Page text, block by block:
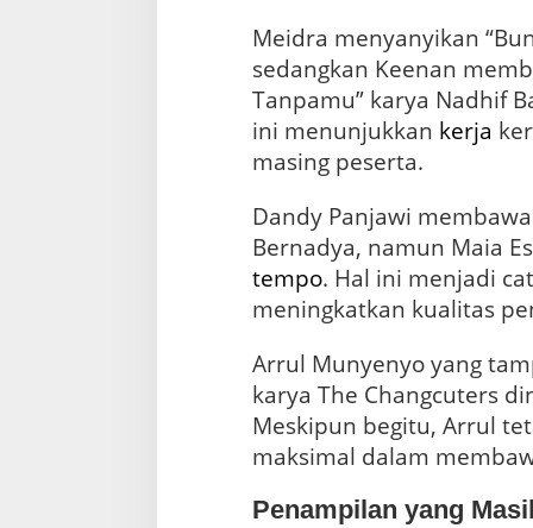
Meidra menyanyikan
sedangkan Keenan
Tanpamu” karya Nadhif
ini menunjukkan kerja
masing peserta.
Dandy Panjawi
Bernadya, namun Maia
tempo. Hal ini menjadi
meningkatkan kualitas
Arrul Munyenyo yang
karya The Changcuters
Meskipun begitu, Arrul
maksimal dalam
Penampilan yang